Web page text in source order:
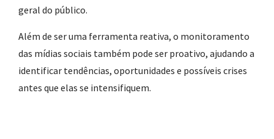
geral do público.
Além de ser uma ferramenta reativa, o monitoramento
das mídias sociais também pode ser proativo, ajudando a
identificar tendências, oportunidades e possíveis crises
antes que elas se intensifiquem.